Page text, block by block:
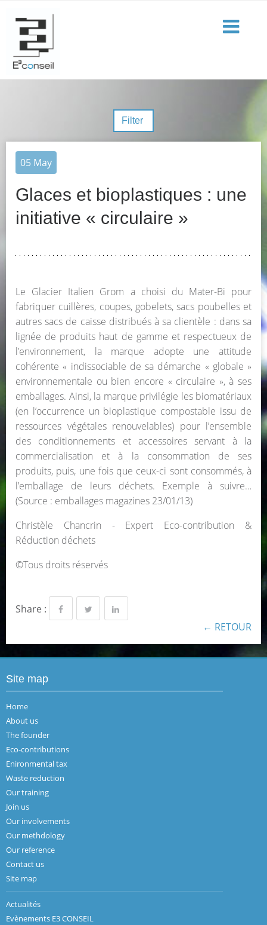
05 May
Glaces et bioplastiques : une
initiative « circulaire »
Le Glacier Italien Grom a choisi du Mater-Bi pour
fabriquer cuillères, coupes, gobelets, sacs poubelles et
autres sacs de caisse distribués à sa clientèle : dans sa
lignée de produits haut de gamme et respectueux de
l’environnement, la marque adopte une attitude
cohérente « indissociable de sa démarche « globale »
environnementale ou bien encore « circulaire », à ses
emballages. Ainsi, la marque privilégie les biomatériaux
(en l’occurrence un bioplastique compostable issu de
ressources végétales renouvelables) pour l’ensemble
des conditionnements et accessoires servant à la
commercialisation et à la consommation de ses
produits, puis, une fois que ceux-ci sont consommés, à
l’emballage de leurs déchets. Exemple à suivre…
(Source : emballages magazines 23/01/13)
Christèle Chancrin - Expert Eco-contribution &
Réduction déchets
©Tous droits réservés
Share :
← RETOUR
Filter
Site map
Home
About us
The founder
Eco-contributions
Enironmental tax
Waste reduction
Our training
Join us
Our involvements
Our methdology
Our reference
Contact us
Site map
Actualités
Evènements E3 CONSEIL